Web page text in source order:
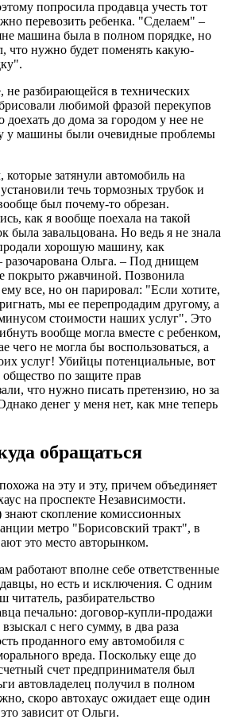
попросила продавца учесть тот
перевозить ребенка. "Сделаем" –
машина была в полном порядке, но
что нужно будет поменять какую-
разбирающейся в технических
любимой фразой перекупов
до дома за городом у нее не
у машины были очевидные проблемы
затянули автомобиль на
течь тормозных трубок и
был почему-то обрезан.
как я вообще поехала на такой
была завальцована. Но ведь я не знала
хорошую машину, как
разочарована Ольга. – Под днищем
покрыто ржавчиной. Позвонила
все, но он парировал: "Если хотите,
мы ее перепродадим другому, а
стоимости наших услуг". Это
вообще могла вместе с ребенком,
чего не могла бы воспользоваться, а
услуг! Убийцы потенциальные, вот
по защите прав
что нужно писать претензию, но за
денег у меня нет, как мне теперь
обращаться
на эту и эту, причем объединяет
на проспекте Независимости.
скопление комиссионных
метро "Борисовский тракт", в
это место авторынком.
работают вполне себе ответственные
но есть и исключения. С одним
читатель, разбирательство
печально: договор-купли-продажи
с него сумму, в два раза
проданного ему автомобиля с
вреда. Поскольку еще до
счет предпринимателя был
автовладелец получил в полном
скоро автохаус ожидает еще один
зависит от Ольги.